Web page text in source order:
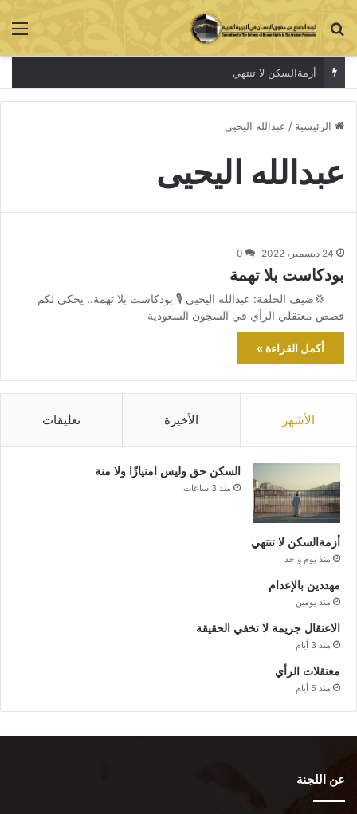
بحث عن
أزمةالسكن لا تنتهي
الرئيسية / عبدالله اليحيى
عبدالله اليحيى
24 ديسمبر، 2022 0
بودكاست بلا تهمة
💢ضيف الحلقة: عبدالله اليحيى 🎙 بودكاست بلا تهمة.. يحكي لكم
قصص معتقلي الرأي في السجون السعودية
أكمل القراءة »
الأشهر الأخيرة تعليقات
السكن حق وليس امتيازًا ولا منة
منذ 3 ساعات
أزمةالسكن لا تنتهي
منذ يوم واحد
مهددين بالإعدام
منذ يومين
الاعتقال جريمة لا تخفي الحقيقة
منذ 3 أيام
معتقلات الرأي
منذ 5 أيام
عن اللجنة